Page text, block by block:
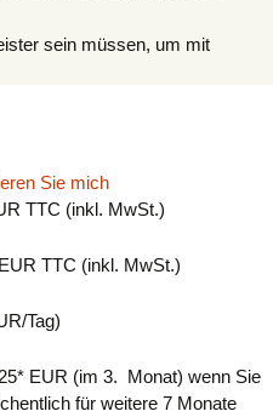
sein müssen, um mit
Sie mich
TTC (inkl. MwSt.)
TTC (inkl. MwSt.)
Tag)
EUR (im 3. Monat) wenn Sie
für weitere 7 Monate